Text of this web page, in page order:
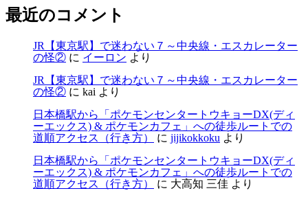
最近のコメント
JR【東京駅】で迷わない７～中央線・エスカレーター
の怪② に イーロン より
JR【東京駅】で迷わない７～中央線・エスカレーター
の怪② に kai より
日本橋駅から「ポケモンセンタートウキョーDX(ディ
ーエックス) & ポケモンカフェ」への徒歩ルートでの
道順アクセス（行き方）
に jijikokkoku より
日本橋駅から「ポケモンセンタートウキョーDX(ディ
ーエックス) & ポケモンカフェ」への徒歩ルートでの
道順アクセス（行き方）
に 大高知 三佳 より